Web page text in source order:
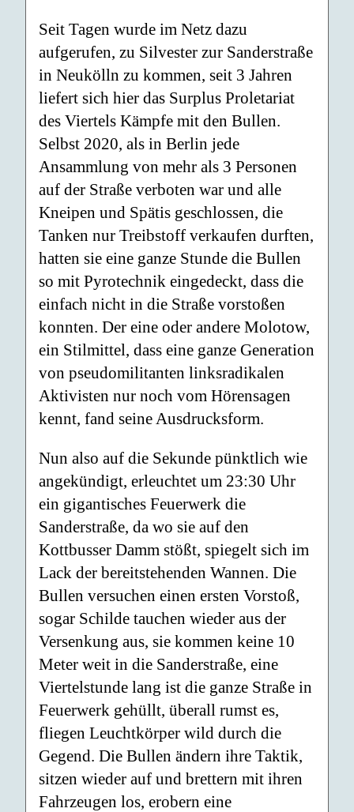
Seit Tagen wurde im Netz dazu
aufgerufen, zu Silvester zur Sanderstraße
in Neukölln zu kommen, seit 3 Jahren
liefert sich hier das Surplus Proletariat
des Viertels Kämpfe mit den Bullen.
Selbst 2020, als in Berlin jede
Ansammlung von mehr als 3 Personen
auf der Straße verboten war und alle
Kneipen und Spätis geschlossen, die
Tanken nur Treibstoff verkaufen durften,
hatten sie eine ganze Stunde die Bullen
so mit Pyrotechnik eingedeckt, dass die
einfach nicht in die Straße vorstoßen
konnten. Der eine oder andere Molotow,
ein Stilmittel, dass eine ganze Generation
von pseudomilitanten linksradikalen
Aktivisten nur noch vom Hörensagen
kennt, fand seine Ausdrucksform.
Nun also auf die Sekunde pünktlich wie
angekündigt, erleuchtet um 23:30 Uhr
ein gigantisches Feuerwerk die
Sanderstraße, da wo sie auf den
Kottbusser Damm stößt, spiegelt sich im
Lack der bereitstehenden Wannen. Die
Bullen versuchen einen ersten Vorstoß,
sogar Schilde tauchen wieder aus der
Versenkung aus, sie kommen keine 10
Meter weit in die Sanderstraße, eine
Viertelstunde lang ist die ganze Straße in
Feuerwerk gehüllt, überall rumst es,
fliegen Leuchtkörper wild durch die
Gegend. Die Bullen ändern ihre Taktik,
sitzen wieder auf und brettern mit ihren
Fahrzeugen los, erobern eine